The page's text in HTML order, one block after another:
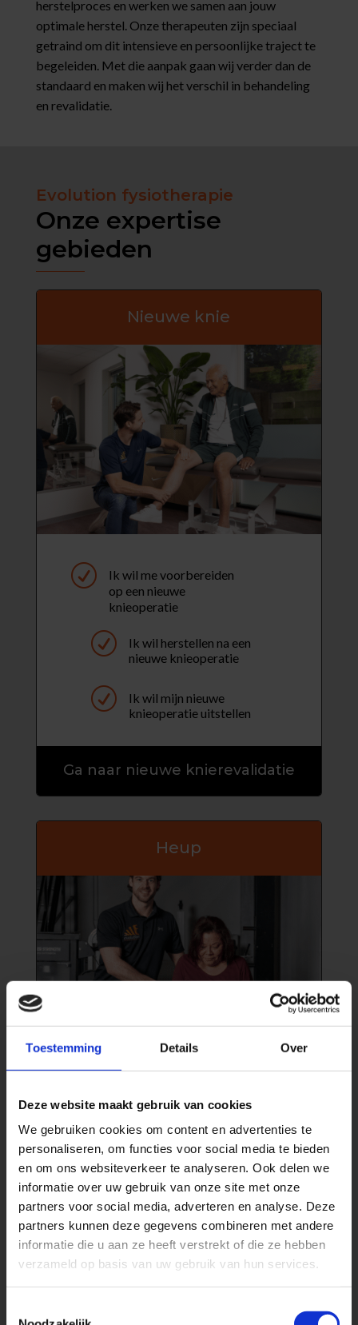
Toestemming Details Over
Deze website maakt gebruik van cookies
We gebruiken cookies om content en advertenties te
personaliseren, om functies voor social media te bieden
en om ons websiteverkeer te analyseren. Ook delen we
informatie over uw gebruik van onze site met onze
partners voor social media, adverteren en analyse. Deze
partners kunnen deze gegevens combineren met andere
informatie die u aan ze heeft verstrekt of die ze hebben
verzameld op basis van uw gebruik van hun services.
herstelproces en werken we samen aan jouw
optimale herstel. Onze therapeuten zijn speciaal
getraind om dit intensieve en persoonlijke traject te
begeleiden. Met die aanpak gaan wij verder dan de
standaard en maken wij het verschil in behandeling
en revalidatie.
Evolution fysiotherapie
Onze expertise
gebieden
Nieuwe knie
R
Ik wil me voorbereiden
op een nieuwe
knieoperatie
R
Ik wil herstellen na een
nieuwe knieoperatie
R
Ik wil mijn nieuwe
knieoperatie uitstellen
Ga naar nieuwe knierevalidatie
Heup
R
Ik wil me voorbereiden
op een nieuwe
heupoperatie
R
Ik wil herstellen na een
nieuwe heupoperatie
R
Ik wil mijn nieuwe
heupoperatie uitstellen